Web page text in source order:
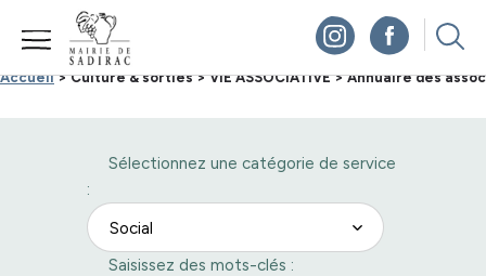
Accueil> Culture & sorties >VIE ASSOCIATIVE >Annuaire des
Sélectionnez une catégorie de service
:
Saisissez des mots-clés :
Panneau de gestion des cookies